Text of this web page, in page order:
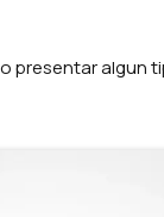
algun